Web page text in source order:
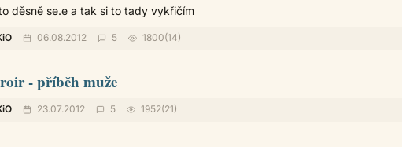
děsně se.e a tak si to tady vykřičím
06.08.2012 5 1800(14)
- příběh muže
23.07.2012 5 1952(21)